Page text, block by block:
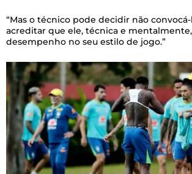
“Mas o técnico pode decidir não
acreditar que ele, técnica e
desempenho no seu estilo de jogo.”